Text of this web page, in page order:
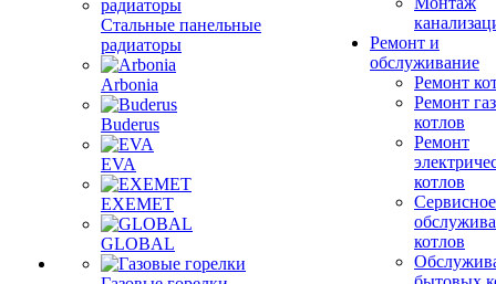
Стальные панельные
радиаторы
Arbonia
Buderus
EVA
EXEMET
GLOBAL
Ремонт и
обслуживание
Ремонт
Ремонт
котлов
Ремонт
котлов
Сервисное
котлов